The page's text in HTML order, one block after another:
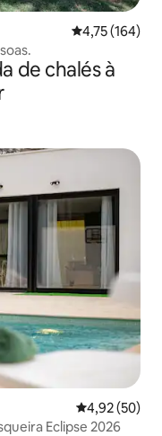
4,75 de uma
4,75 (164)
de chalés à
4,92 de uma
4,92 (50)
Eclipse 2026